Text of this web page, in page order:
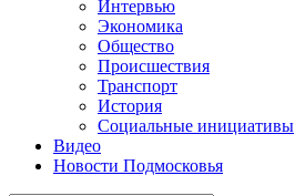
Интервью
Экономика
Общество
Происшествия
Транспорт
История
Социальные инициативы
Видео
Новости Подмосковья